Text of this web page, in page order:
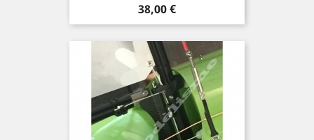
Prix
38,00 €